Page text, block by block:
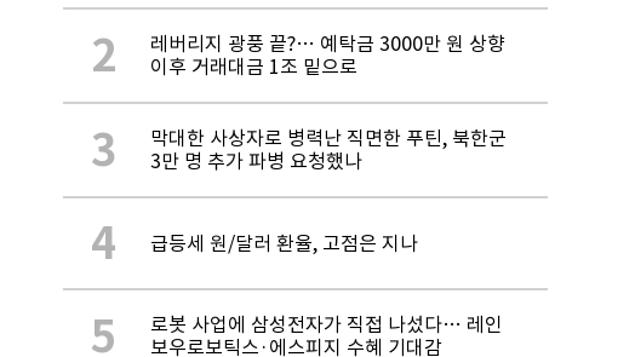
2
레버리지 광풍 끝?… 예탁금 3000만 원 상향
이후 거래대금 1조 밑으로
3
막대한 사상자로 병력난 직면한 푸틴, 북한군
3만 명 추가 파병 요청했나
4 급등세 원/달러 환율, 고점은 지나
5
로봇 사업에 삼성전자가 직접 나섰다… 레인
보우로보틱스·에스피지 수혜 기대감